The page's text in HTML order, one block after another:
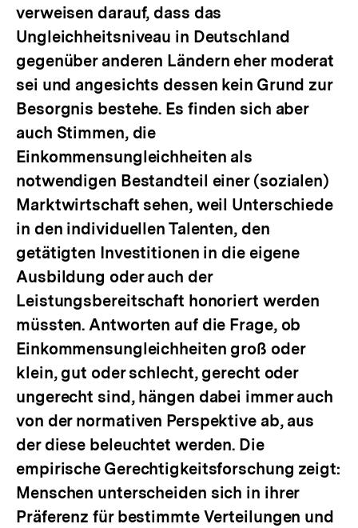
verweisen darauf, dass das
Ungleichheitsniveau in Deutschland
gegenüber anderen Ländern eher moderat
sei und angesichts dessen kein Grund zur
Besorgnis bestehe. Es finden sich aber
auch Stimmen, die
Einkommensungleichheiten als
notwendigen Bestandteil einer (sozialen)
Marktwirtschaft sehen, weil Unterschiede
in den individuellen Talenten, den
getätigten Investitionen in die eigene
Ausbildung oder auch der
Leistungsbereitschaft honoriert werden
müssten. Antworten auf die Frage, ob
Einkommensungleichheiten groß oder
klein, gut oder schlecht, gerecht oder
ungerecht sind, hängen dabei immer auch
von der normativen Perspektive ab, aus
der diese beleuchtet werden. Die
empirische Gerechtigkeitsforschung zeigt:
Menschen unterscheiden sich in ihrer
Präferenz für bestimmte Verteilungen und